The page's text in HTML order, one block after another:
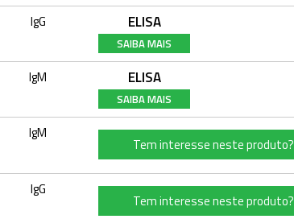
IgG ELISA
SAIBA MAIS
IgM ELISA
SAIBA MAIS
IgM
Tem interesse neste produto?
IgG
Tem interesse neste produto?